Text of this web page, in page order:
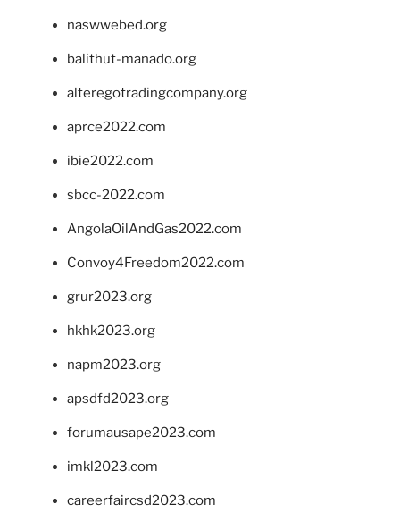
naswwebed.org
balithut-manado.org
alteregotradingcompany.org
aprce2022.com
ibie2022.com
sbcc-2022.com
AngolaOilAndGas2022.com
Convoy4Freedom2022.com
grur2023.org
hkhk2023.org
napm2023.org
apsdfd2023.org
forumausape2023.com
imkl2023.com
careerfaircsd2023.com